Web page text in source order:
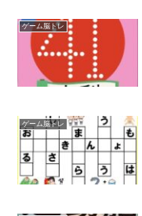
ゲーム脳トレ
ゲーム脳トレ